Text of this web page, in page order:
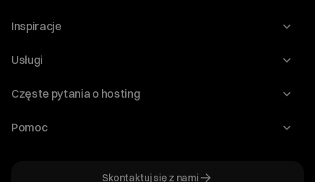
O nas
Program Korzyści dla Inwestorów
Regulaminy i specyfikacje
Inspiracje
Blog
WordPress
Audyt stron
Usługi
Domeny
Częste pytania o hosting
Jak przenieść stronę?
Pomoc
Skontaktuj się z nami